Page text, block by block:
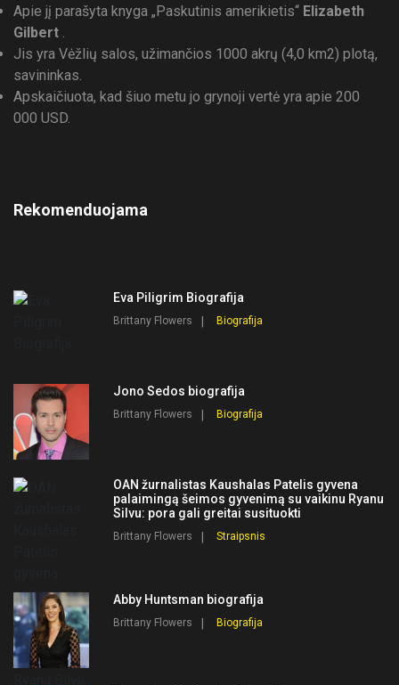
Apie jį parašyta knyga „Paskutinis amerikietis“ Elizabeth
Gilbert .
Jis yra Vėžlių salos, užimančios 1000 akrų (4,0 km2) plotą,
savininkas.
Apskaičiuota, kad šiuo metu jo grynoji vertė yra apie 200
000 USD.
Rekomenduojama
Eva Piligrim Biografija
Brittany Flowers Biografija
Jono Sedos biografija
Brittany Flowers Biografija
OAN žurnalistas Kaushalas Patelis gyvena
palaimingą šeimos gyvenimą su vaikinu Ryanu
Silvu: pora gali greitai susituokti
Brittany Flowers Straipsnis
Abby Huntsman biografija
Brittany Flowers Biografija